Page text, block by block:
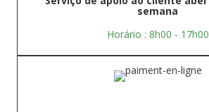
semana
Horário : 8h00 - 17h00